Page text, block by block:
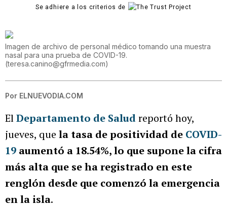
Se adhiere a los criterios de
Imagen de archivo de personal médico tomando una muestra
nasal para una prueba de COVID-19.
(teresa.canino@gfrmedia.com)
Por ELNUEVODIA.COM
ElDepartamento de Saludreportó hoy,
jueves, que la tasa de positividad de COVID-
19 aumentó a 18.54%, lo que supone la cifra
más alta que se ha registrado en este
renglón desde que comenzó la emergencia
en la isla.